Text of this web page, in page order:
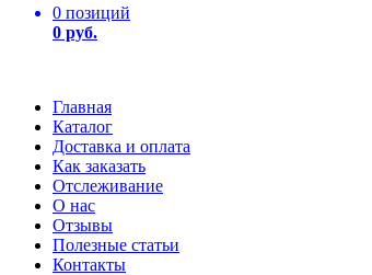
0 позиций
0 руб.
Главная
Каталог
Доставка и оплата
Как заказать
Отслеживание
О нас
Отзывы
Полезные статьи
Контакты